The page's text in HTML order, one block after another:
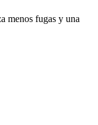
menos fugas y una